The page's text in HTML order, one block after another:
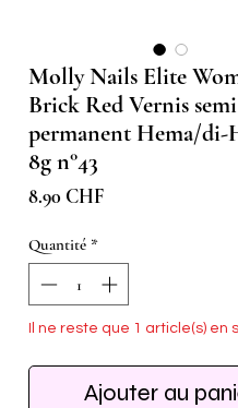
Molly Nails Elite
Brick Red Vernis semi
permanent Hema/di-
8g n°43
8.90 CHFPrix
Quantité *
Il ne reste que 1 article(s) en
Ajouter au